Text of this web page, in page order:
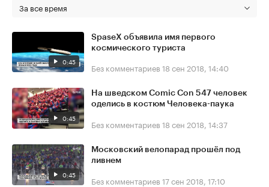
За все время
0:45
SpaseX объявила имя первого
космического туриста
Без комментариев 18 сен 2018, 14:40
0:45
На шведском Comic Con 547 человек
оделись в костюм Человека-паука
Без комментариев 18 сен 2018, 14:37
0:45
Московский велопарад прошёл под
ливнем
Без комментариев 17 сен 2018, 17:10